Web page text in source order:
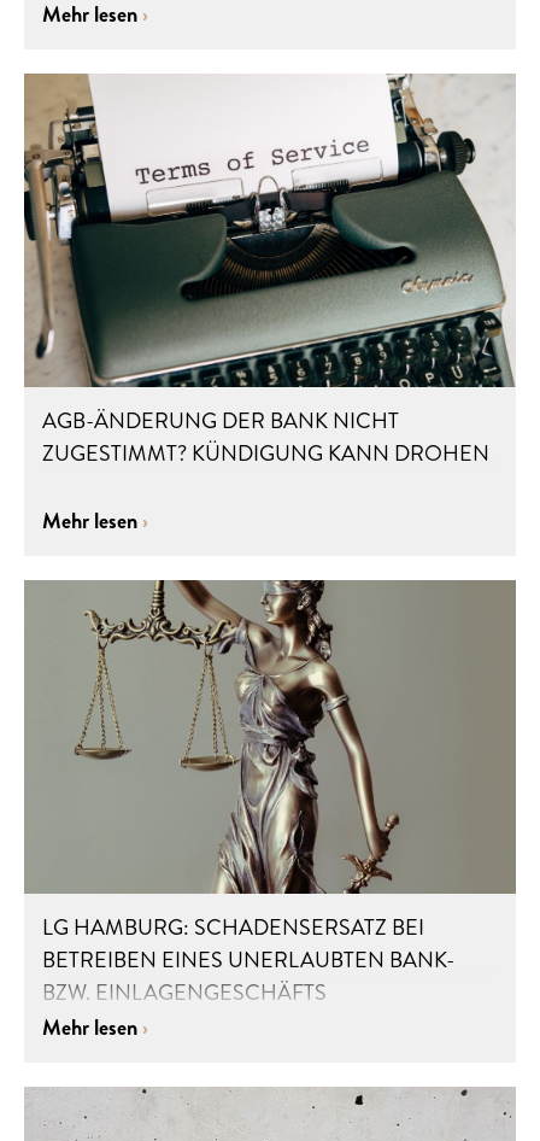
Mehr lesen
AGB-ÄNDERUNG DER BANK NICHT
ZUGESTIMMT? KÜNDIGUNG KANN DROHEN
Mehr lesen
LG HAMBURG: SCHADENSERSATZ BEI
BETREIBEN EINES UNERLAUBTEN BANK-
BZW. EINLAGENGESCHÄFTS
Mehr lesen